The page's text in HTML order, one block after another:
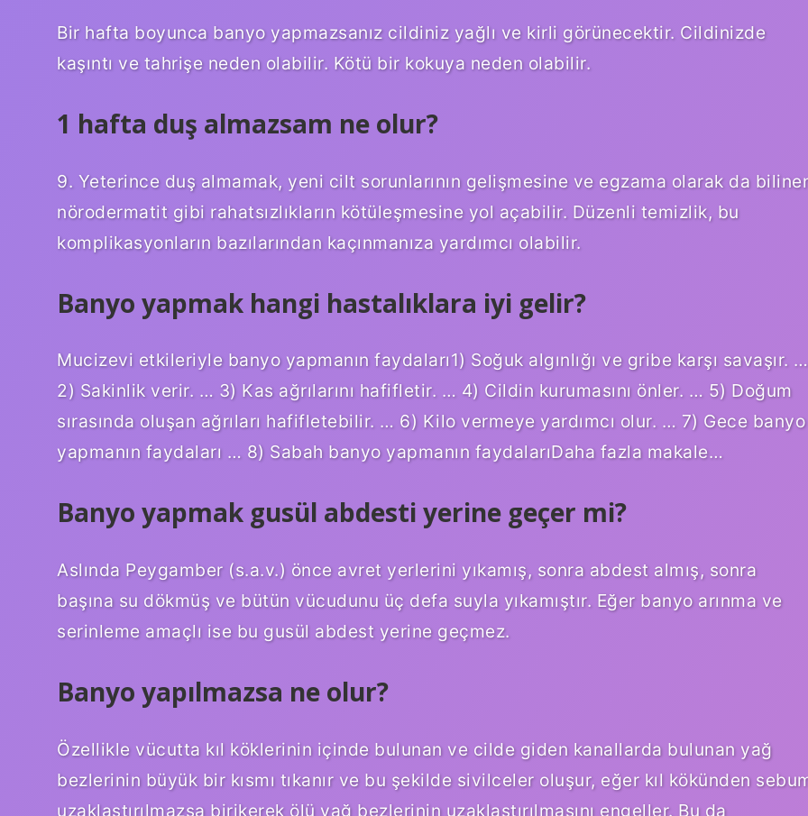
Bir hafta boyunca banyo yapmazsanız cildiniz yağlı ve kirli görünecektir. Cildinizde
kaşıntı ve tahrişe neden olabilir. Kötü bir kokuya neden olabilir.
1 hafta duş almazsam ne olur?
9. Yeterince duş almamak, yeni cilt sorunlarının gelişmesine ve egzama olarak da
nörodermatit gibi rahatsızlıkların kötüleşmesine yol açabilir. Düzenli temizlik, bu
komplikasyonların bazılarından kaçınmanıza yardımcı olabilir.
Banyo yapmak hangi hastalıklara iyi gelir?
Mucizevi etkileriyle banyo yapmanın faydaları1) Soğuk algınlığı ve gribe karşı savaşır. …
2) Sakinlik verir. … 3) Kas ağrılarını hafifletir. … 4) Cildin kurumasını önler. … 5) Doğum
sırasında oluşan ağrıları hafifletebilir. … 6) Kilo vermeye yardımcı olur. … 7) Gece banyo
yapmanın faydaları … 8) Sabah banyo yapmanın faydalarıDaha fazla makale…
Banyo yapmak gusül abdesti yerine geçer mi?
Aslında Peygamber (s.a.v.) önce avret yerlerini yıkamış, sonra abdest almış, sonra
başına su dökmüş ve bütün vücudunu üç defa suyla yıkamıştır. Eğer banyo arınma ve
serinleme amaçlı ise bu gusül abdest yerine geçmez.
Banyo yapılmazsa ne olur?
Özellikle vücutta kıl köklerinin içinde bulunan ve cilde giden kanallarda bulunan yağ
bezlerinin büyük bir kısmı tıkanır ve bu şekilde sivilceler oluşur, eğer kıl kökünden
uzaklaştırılmazsa birikerek ölü yağ bezlerinin uzaklaştırılmasını engeller. Bu da